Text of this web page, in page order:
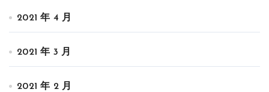
2021 年 4 月
2021 年 3 月
2021 年 2 月